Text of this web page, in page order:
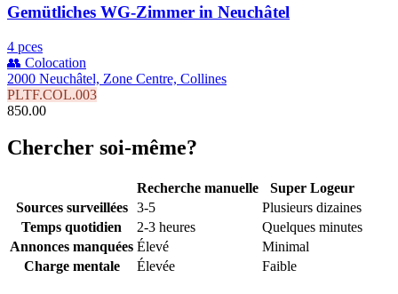
Gemütliches WG-Zimmer in Neuchâtel
4 pces
👥 Colocation
2000 Neuchâtel, Zone Centre, Collines
PLTF.COL.003
850.00
Chercher soi-même?
Recherche manuelle
Super Logeur
Sources surveillées
3-5
Plusieurs dizaines
Temps quotidien
2-3 heures
Quelques minutes
Annonces manquées Élevé
Minimal
Charge mentale
Élevée Faible